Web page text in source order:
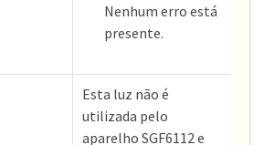
Nenhum erro está
presente.
Esta luz não é
utilizada pelo
aparelho SGF6112 e